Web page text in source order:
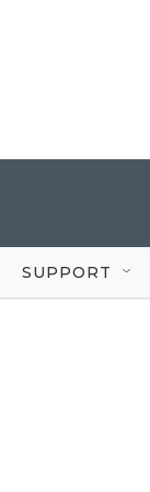
SUPPORT